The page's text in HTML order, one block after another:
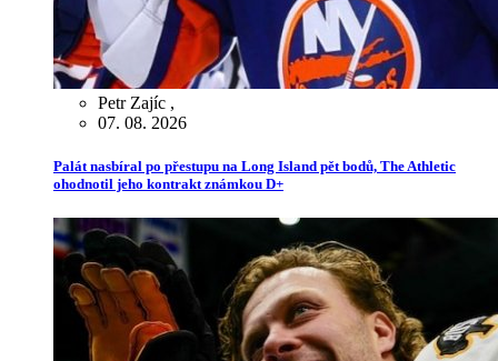
Petr Zajíc ,
07. 08. 2026
Palát nasbíral po přestupu na Long Island pět bodů, The Athletic
ohodnotil jeho kontrakt známkou D+